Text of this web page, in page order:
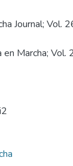
Journal; Vol.
en Marcha;